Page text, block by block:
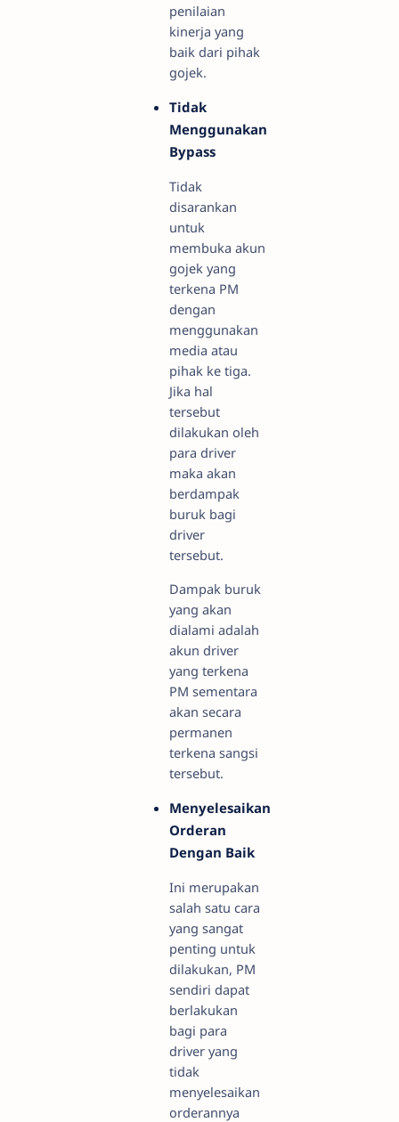
penilaian
kinerja yang
baik dari pihak
gojek.
Tidak
Menggunakan
Bypass
Tidak
disarankan
untuk
membuka akun
gojek yang
terkena PM
dengan
menggunakan
media atau
pihak ke tiga.
Jika hal
tersebut
dilakukan oleh
para driver
maka akan
berdampak
buruk bagi
driver
tersebut.
Dampak buruk
yang akan
dialami adalah
akun driver
yang terkena
PM sementara
akan secara
permanen
terkena sangsi
tersebut.
Menyelesaikan
Orderan
Dengan Baik
Ini merupakan
salah satu cara
yang sangat
penting untuk
dilakukan, PM
sendiri dapat
berlakukan
bagi para
driver yang
tidak
menyelesaikan
orderannya